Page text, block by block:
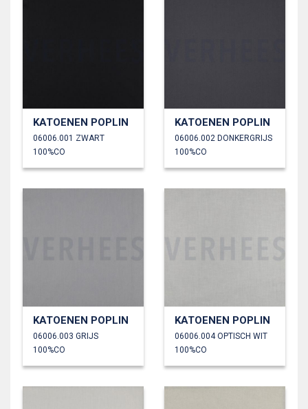
KATOENEN POPLIN
06006.001 ZWART
100%CO
KATOENEN POPLIN
06006.002 DONKERGRIJS
100%CO
KATOENEN POPLIN
06006.003 GRIJS
100%CO
KATOENEN POPLIN
06006.004 OPTISCH WIT
100%CO